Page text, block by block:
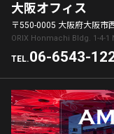
大阪オフィス
〒550-0005 大阪府大阪市
ORIX Honmachi Bldg. 1-4-
TEL.06-6543-